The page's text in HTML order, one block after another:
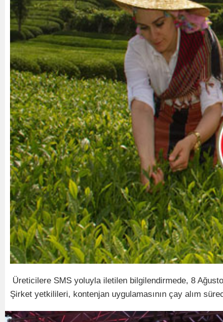
Üreticilere SMS yoluyla iletilen bilgilendirmede, 8
Şirket yetkilileri, kontenjan uygulamasının çay alım